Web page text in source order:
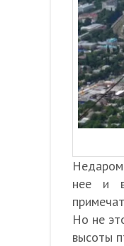
нее и
Но не
высоты